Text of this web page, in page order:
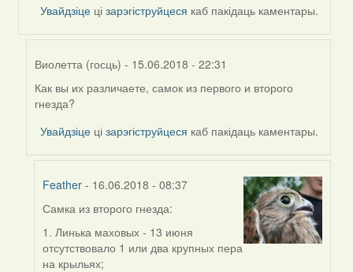
Olga
(госць)
Увайдзіце цізарэгіструйцеся каб пакідаць каментары.
Виолетта (госць) - 15.06.2018 - 22:31
In
reply
to
Harrier
Как вы их различаете, самок из первого и второго
гнезда?
Увайдзіце цізарэгіструйцеся каб пакідаць каментары.
Feather- 16.06.2018 - 08:37
In
reply
to
by
Самка из второго гнезда:
1. Линька маховых - 13 июня
отсутствовало 1 или два крупных пера
на крыльях;